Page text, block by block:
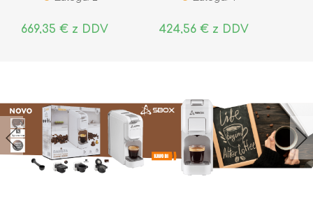
669,35 € z DDV 424,56 € z DDV